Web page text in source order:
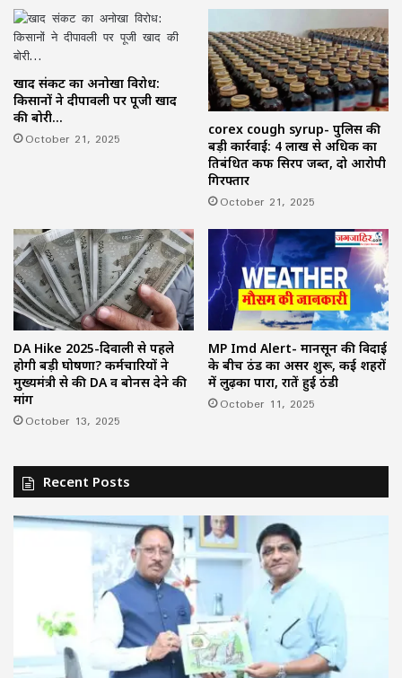
खाद संकट का अनोखा विरोध:
किसानों ने दीपावली पर पूजी खाद
की बोरी…
October 21, 2025
corex cough syrup- पुलिस की
बड़ी कार्रवाई: 4 लाख से अधिक का
प्रतिबंधित कफ सिरप जब्त, दो आरोपी
गिरफ्तार
October 21, 2025
DA Hike 2025-दिवाली से पहले
होगी बड़ी घोषणा? कर्मचारियों ने
मुख्यमंत्री से की DA व बोनस देने की
मांग
October 13, 2025
MP Imd Alert- मानसून की विदाई
के बीच ठंड का असर शुरू, कई शहरों
में लुढ़का पारा, रातें हुई ठंडी
October 11, 2025
Recent Posts